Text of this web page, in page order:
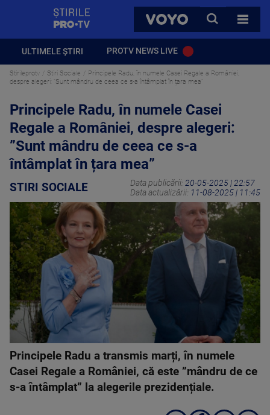
VOYO
CAUTA
TOATE
ULTIMELE ȘTIRI PROTV NEWS LIVE
Stirileprotv Stiri Sociale
Principele Radu, în numele Casei Regale a României,
despre alegeri: ”Sunt mândru de ceea ce s-a întâmplat în țara mea”
Principele Radu, în numele Casei
Regale a României, despre alegeri:
”Sunt mândru de ceea ce s-a
întâmplat în țara mea”
STIRI SOCIALE Data publicării: 20-05-2025 | 22:57
Data actualizării: 11-08-2025 | 11:45
Principele Radu a transmis marți, în numele
Casei Regale a României, că este ”mândru de ce
s-a întâmplat” la alegerile prezidențiale.